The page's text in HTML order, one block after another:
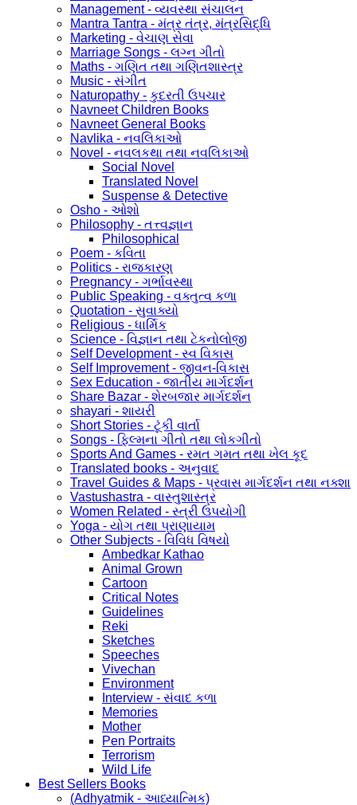
Management - વ્યવસ્થા સંચાલન
Mantra Tantra - મંત્ર તંત્ર, મંત્રસિદ્ધિ
Marketing - વેચાણ સેવા
Marriage Songs - લગ્ન ગીતો
Maths - ગણિત તથા ગણિતશાસ્ત્ર
Music - સંગીત
Naturopathy - કુદરતી ઉપચાર
Navneet Children Books
Navneet General Books
Navlika - નવલિકાઓ
Novel - નવલકથા તથા નવલિકાઓ
Social Novel
Translated Novel
Suspense & Detective
Osho - ઓશો
Philosophy - તત્ત્વજ્ઞાન
Philosophical
Poem - કવિતા
Politics - રાજકારણ
Pregnancy - ગર્ભાવસ્થા
Public Speaking - વક્તુત્વ કળા
Quotation - સુવાક્યો
Religious - ધાર્મિક
Science - વિજ્ઞાન તથા ટેકનોલોજી
Self Development - સ્વ વિકાસ
Self Improvement - જીવન-વિકાસ
Sex Education - જાતીય માર્ગદર્શન
Share Bazar - શેરબજાર માર્ગદર્શન
shayari - શાયરી
Short Stories - ટૂંકી વાર્તા
Songs - ફિલ્મના ગીતો તથા લોકગીતો
Sports And Games - રમત ગમત તથા ખેલ કૂદ
Translated books - અનુવાદ
Travel Guides & Maps - પ્રવાસ માર્ગદર્શન તથા નક્શા
Vastushastra - વાસ્તુશાસ્ત્ર
Women Related - સ્ત્રી ઉપયોગી
Yoga - યોગ તથા પ્રાણાયામ
Other Subjects - વિવિધ વિષયો
Ambedkar Kathao
Animal Grown
Cartoon
Critical Notes
Guidelines
Reki
Sketches
Speeches
Vivechan
Environment
Interview - સંવાદ કળા
Memories
Mother
Pen Portraits
Terrorism
Wild Life
Best Sellers Books
(Adhyatmik - આધ્યાત્મિક)